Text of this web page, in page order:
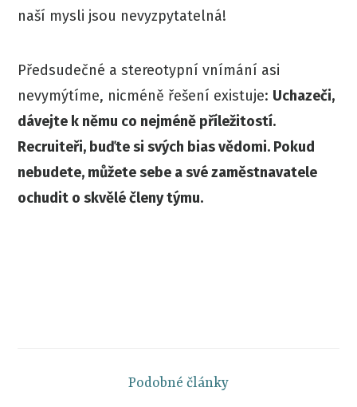
naší mysli jsou nevyzpytatelná!
Předsudečné a stereotypní vnímání asi
nevymýtíme, nicméně řešení existuje: Uchazeči,
dávejte k němu co nejméně příležitostí.
Recruiteři, buďte si svých bias vědomi. Pokud
nebudete, můžete sebe a své zaměstnavatele
ochudit o skvělé členy týmu.
Podobné články